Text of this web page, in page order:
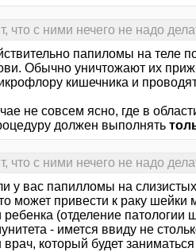
что с ними нечего не надо
папиломы на теле
Обычно уничтожают их
кишечника и
не совсем ясно, где в
должен выполнять
что с ними нечего не надо
у вас папилломы на
может привести к раку
ребенка (отделение
- имется ввиду не
который будет